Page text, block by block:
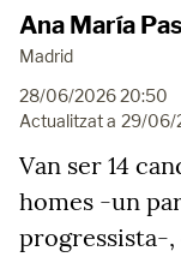
Ana María
Madrid
28/06/2026 20:50
Actualitzat a 29/06/
Van ser 14
homes -un
progressista-,